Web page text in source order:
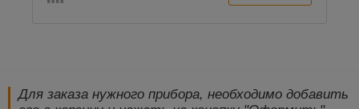
Для заказа нужного прибора, необходимо добавить